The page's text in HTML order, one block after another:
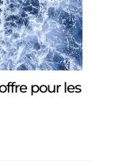
pour les